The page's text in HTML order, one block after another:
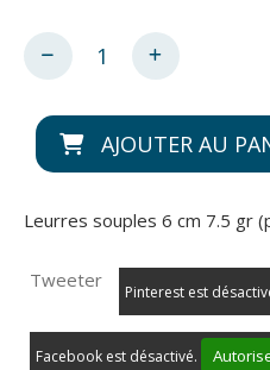
AJOUTER AU
Leurres souples 6 cm 7.5 gr
Tweeter
Pinterest est
Facebook est désactivé.